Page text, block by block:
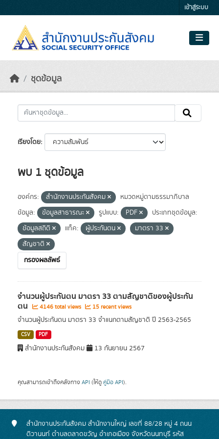
เข้าสู่ระบบ
ชุดข้อมูล
เรียงโดย
พบ 1 ชุดข้อมูล
องค์กร: สำนักงานประกันสังคม
หมวดหมู่ตามธรรมาภิบาล
ข้อมูล:
ข้อมูลสาธารณะ รูปแบบ: PDF
ประเภทชุดข้อมูล:
ข้อมูลสถิติ
แท็ค: ผู้ประกันตน
มาตรา 33
สัญชาติ
กรองผลลัพธ์
จำนวนผู้ประกันตน มาตรา 33 ตามสัญชาติของผู้ประกัน
ตน 4146 total views 15 recent views
จำนวนผู้ประกันตน มาตรา 33 จำแนกตามสัญชาติ ปี 2563-2565
CSV PDF
สำนักงานประกันสังคม 13 กันยายน 2567
คุณสามารถเข้าถึงคลังทาง API (ให้ดู คู่มือ API).
สำนักงานประกันสังคม สำนักงานใหญ่ เลขที่ 88/28 หมู่ 4 ถนน
ติวานนท์ ตำบลตลาดขวัญ อำเภอเมือง จังหวัดนนทบุรี รหัส